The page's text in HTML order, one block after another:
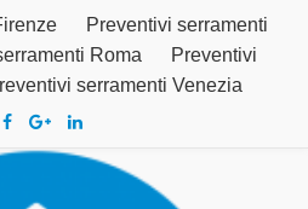
Preventivi serramenti
Roma
Preventivi
serramenti Venezia